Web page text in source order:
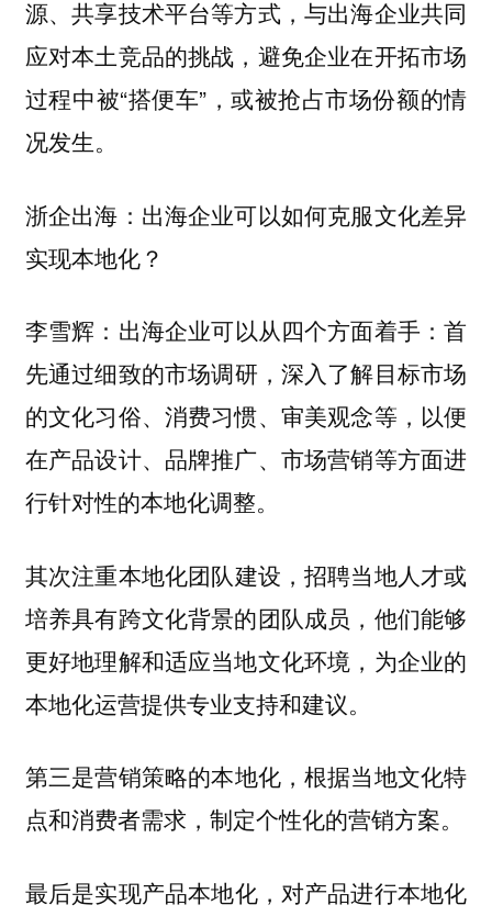
源、共享技术平台等方式，与出海企业共同
应对本土竞品的挑战，避免企业在开拓市场
过程中被“搭便车”，或被抢占市场份额的情
况发生。
浙企出海：出海企业可以如何克服文化差异
实现本地化？
李雪辉： 出海企业可以从四个方面着手：首
先通过细致的市场调研 ，深入了解目标市场
的文化习俗、消费习惯、审美观念等，以便
在产品设计、品牌推广、市场营销等方面进
行针对性的本地化调整。
其次注重本地化团队建设 ，招聘当地人才或
培养具有跨文化背景的团队成员，他们能够
更好地理解和适应当地文化环境，为企业的
本地化运营提供专业支持和建议。
第三是营销策略的本地化，根据当地文化特
点和消费者需求，制定个性化的营销方案。
最后是实现产品本地化，对产品进行本地化